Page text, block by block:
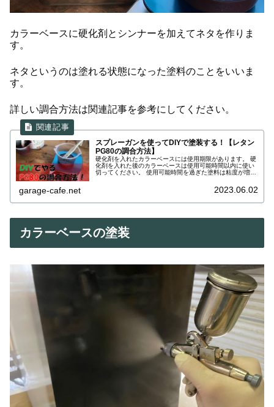
カラーベースに硬化剤とシンナーを加えてネタを作りま
す。
ネタというのは塗れる状態になった塗料のことをいいま
す。
詳しい調合方法は関連記事を参考にしてください。
スプレーガンを使ってDIYで塗装する！【レタン
PG80の調合方法】
硬化剤を入れたカラーベースには使用期限があります。 硬
化剤を入れた後のカラーベースは使用可能時間以内に使い
切ってください。 使用可能時間を過ぎた塗料は粘度が増し
でも局部的には硬化反応が進んでいるので塗装に異常が生
じる事があるので時間内に使い切りましょう。
garage-cafe.net 2023.06.02
カラーベースの塗装